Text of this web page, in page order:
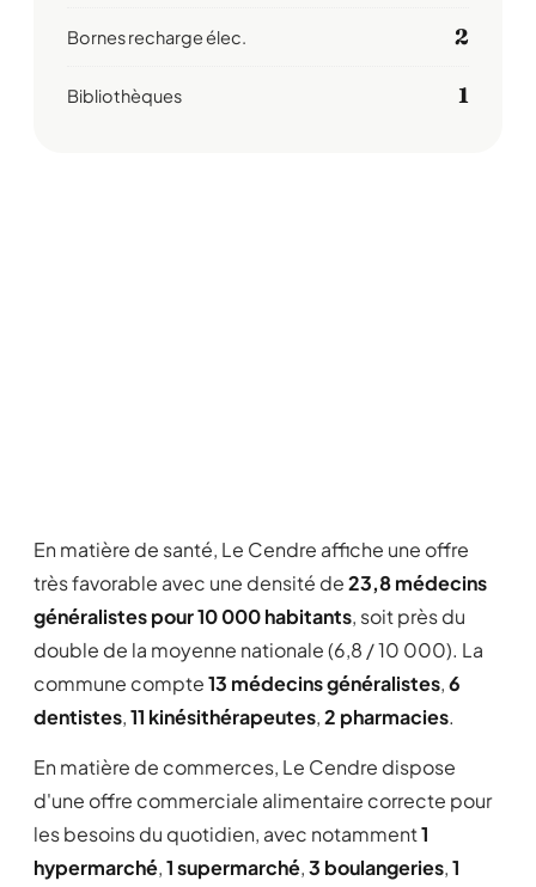
Bornes recharge élec. 2
Bibliothèques 1
En matière de santé, Le Cendre affiche une offre
très favorable avec une densité de23,8 médecins
généralistes pour 10 000 habitants, soit près du
double de la moyenne nationale (6,8 / 10 000). La
commune compte13 médecins généralistes,6
dentistes,11 kinésithérapeutes,2 pharmacies.
En matière de commerces, Le Cendre dispose
d'une offre commerciale alimentaire correcte pour
les besoins du quotidien, avec notamment1
hypermarché,1 supermarché,3 boulangeries,1